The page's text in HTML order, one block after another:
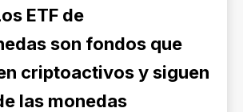
ETF de
son fondos que
criptoactivos y siguen
las monedas